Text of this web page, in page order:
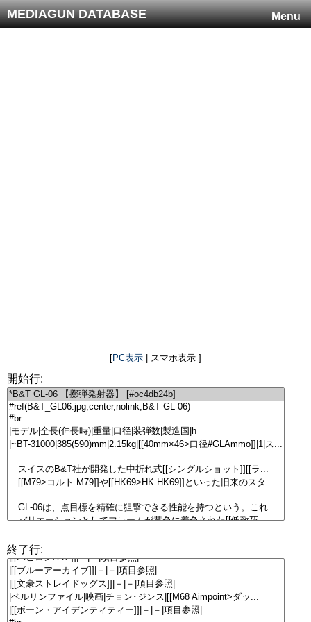
Menu
MEDIAGUN DATABASE
[PC表示 | スマホ表示 ]
開始行:
終了行: